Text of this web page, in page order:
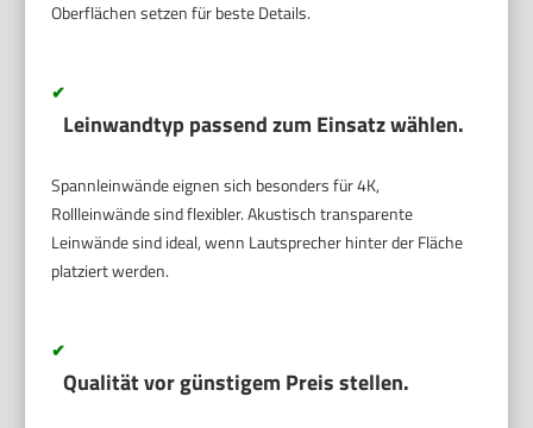
Oberflächen setzen für beste Details.
✔
Leinwandtyp passend zum Einsatz wählen.
Spannleinwände eignen sich besonders für 4K,
Rollleinwände sind flexibler. Akustisch transparente
Leinwände sind ideal, wenn Lautsprecher hinter der Fläche
platziert werden.
✔
Qualität vor günstigem Preis stellen.